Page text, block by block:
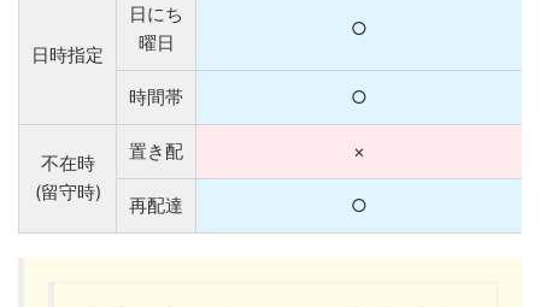
日時指定
日にち
曜日
○
時間帯 ○
不在時
(留守時)
置き配 ×
再配達 ○